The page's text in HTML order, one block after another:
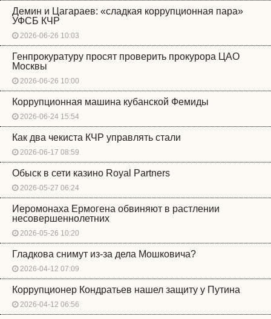
Демин и Цагараев: «сладкая коррупционная пара»
УФСБ КЧР
2026-06-26 10:03
Генпрокуратуру просят проверить прокурора ЦАО
Москвы
2026-06-26 10:00
Коррупционная машина кубанской Фемиды
2026-06-24 15:54
Как два чекиста КЧР управлять стали
2026-06-17 08:59
Обыск в сети казино Royal Partners
2026-05-27 06:24
Иеромонаха Ермогена обвиняют в растлении
несовершеннолетних
2026-05-26 10:20
Гладкова снимут из-за дела Мошковича?
2026-04-12 07:09
Коррупционер Кондратьев нашел защиту у Путина
2026-04-12 06:56